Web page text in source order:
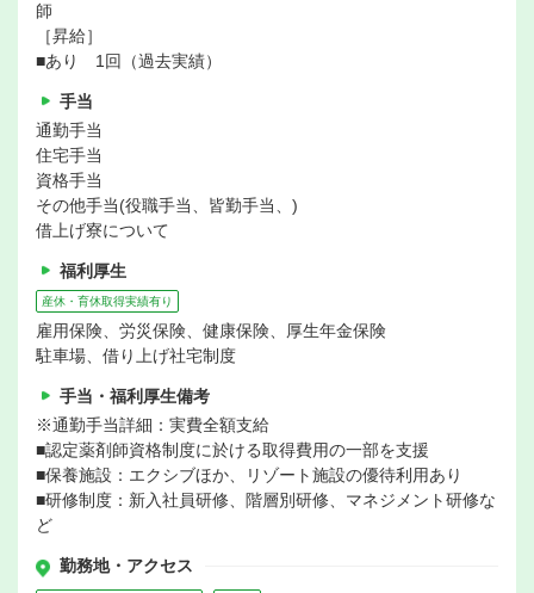
師
［昇給］
■あり 1回（過去実績）
手当
通勤手当
住宅手当
資格手当
その他手当(役職手当、皆勤手当、)
借上げ寮について
福利厚生
産休・育休取得実績有り
雇用保険、労災保険、健康保険、厚生年金保険
駐車場、借り上げ社宅制度
手当・福利厚生備考
※通勤手当詳細：実費全額支給
■認定薬剤師資格制度に於ける取得費用の一部を支援
■保養施設：エクシブほか、リゾート施設の優待利用あり
■研修制度：新入社員研修、階層別研修、マネジメント研修な
ど
勤務地・アクセス